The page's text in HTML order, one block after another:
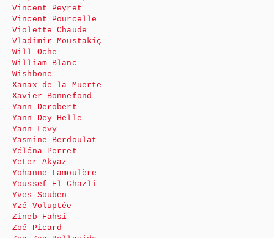
Vincent Peyret
Vincent Pourcelle
Violette Chaude
Vladimir Moustakiç
Will Oche
William Blanc
Wishbone
Xanax de la Muerte
Xavier Bonnefond
Yann Derobert
Yann Dey-Helle
Yann Levy
Yasmine Berdoulat
Yéléna Perret
Yeter Akyaz
Yohanne Lamoulère
Youssef El-Chazli
Yves Souben
Yzé Voluptée
Zineb Fahsi
Zoé Picard